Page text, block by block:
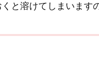
と溶けてしまいます